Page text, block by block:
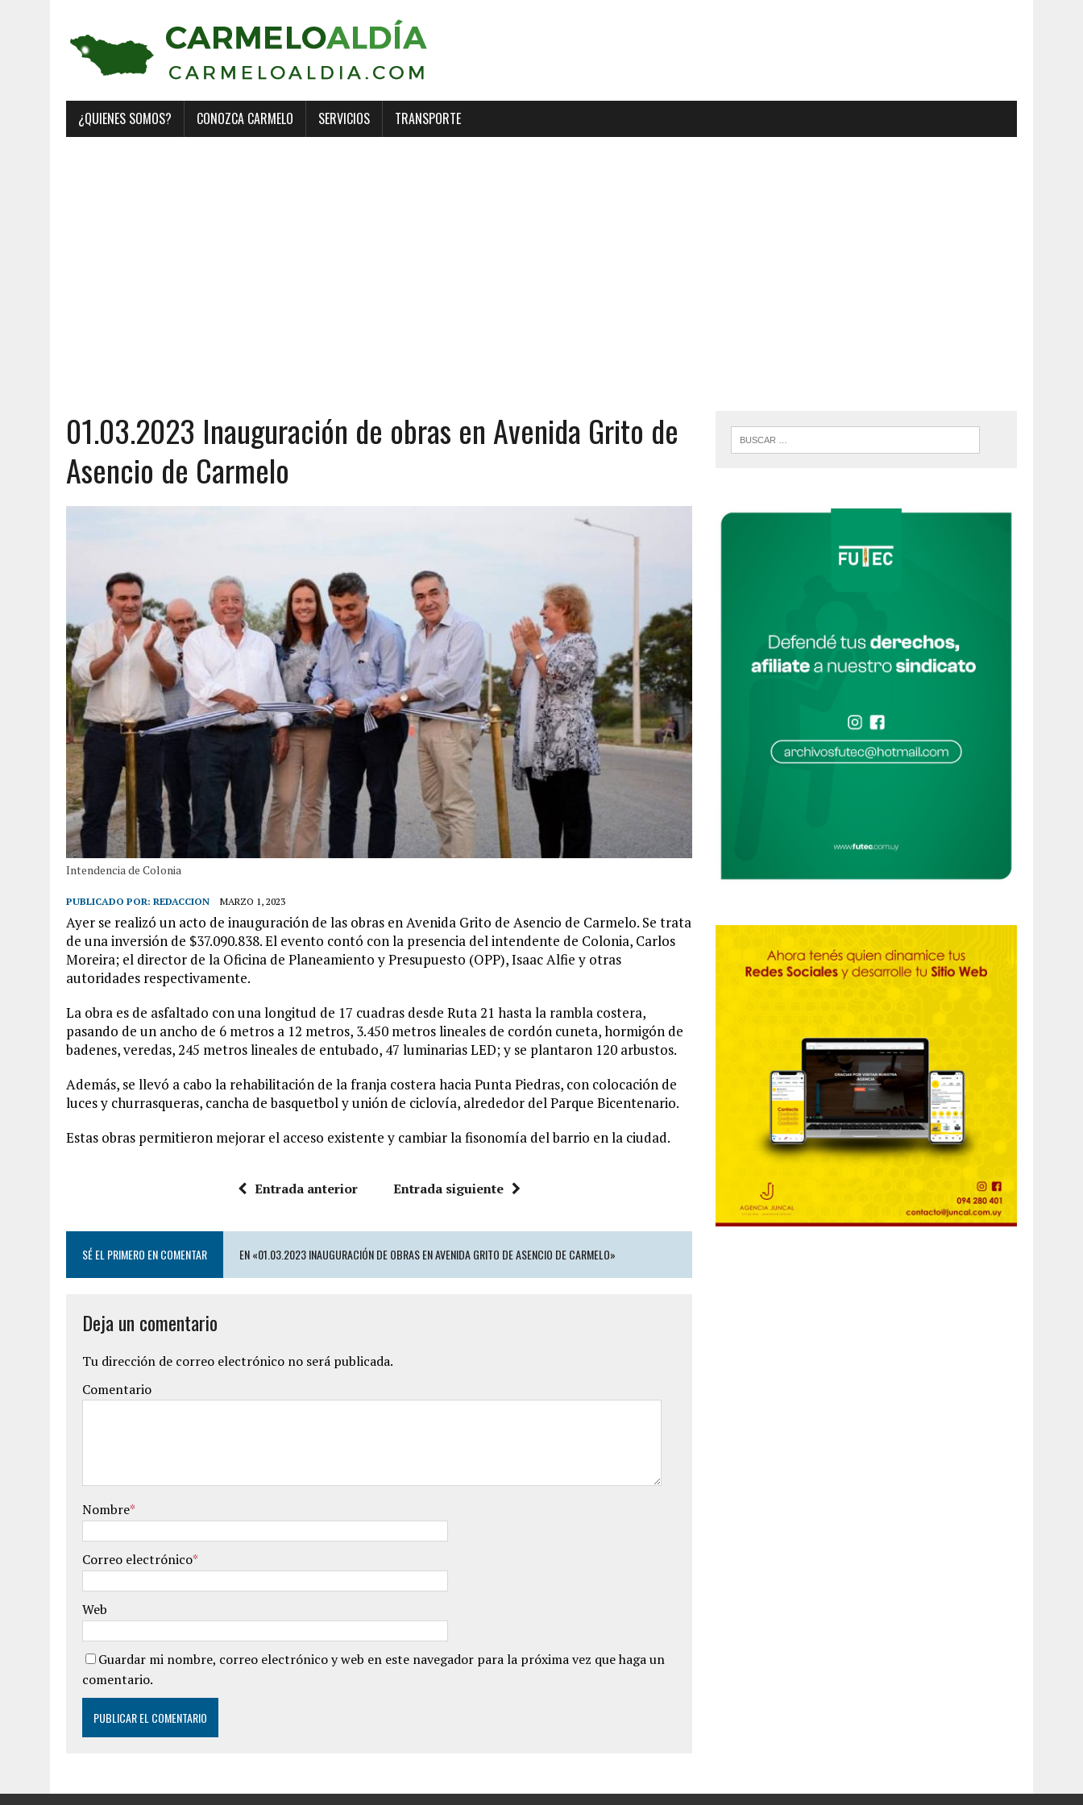
¿QUIENES SOMOS? CONOZCA CARMELO SERVICIOS TRANSPORTE
01.03.2023 Inauguración de obras en Avenida Grito de
Asencio de Carmelo
Intendencia de Colonia
PUBLICADO POR: REDACCION MARZO 1, 2023
Ayer se realizó un acto de inauguración de las obras en Avenida Grito de Asencio de Carmelo. Se trata
de una inversión de $37.090.838. El evento contó con la presencia del intendente de Colonia, Carlos
Moreira; el director de la Oficina de Planeamiento y Presupuesto (OPP), Isaac Alfie y otras
autoridades respectivamente.
La obra es de asfaltado con una longitud de 17 cuadras desde Ruta 21 hasta la rambla costera,
pasando de un ancho de 6 metros a 12 metros, 3.450 metros lineales de cordón cuneta, hormigón de
badenes, veredas, 245 metros lineales de entubado, 47 luminarias LED; y se plantaron 120 arbustos.
Además, se llevó a cabo la rehabilitación de la franja costera hacia Punta Piedras, con colocación de
luces y churrasqueras, cancha de basquetbol y unión de ciclovía, alrededor del Parque Bicentenario.
Estas obras permitieron mejorar el acceso existente y cambiar la fisonomía del barrio en la ciudad.
Entrada anterior Entrada siguiente
SÉ EL PRIMERO EN COMENTAR EN «01.03.2023 INAUGURACIÓN DE OBRAS EN AVENIDA GRITO DE ASENCIO DE CARMELO»
Deja un comentario
Tu dirección de correo electrónico no será publicada.
Comentario
Nombre*
Correo electrónico*
Web
Guardar mi nombre, correo electrónico y web en este navegador para la próxima vez que haga un
comentario.